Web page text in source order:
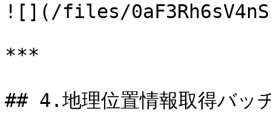
![](/files/
***
## 4.地理位置情報取得バッ